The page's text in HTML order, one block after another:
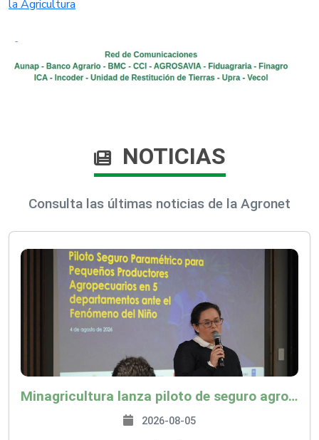
la Agricultura
NOTICIAS
Consulta las últimas noticias de la Agronet
Minagricultura lanza piloto de seguro agropecuario por $9.625 millones para proteger a más de 14.000 pequeños productores contra riesgos del Fenómeno de El Niño
2026-08-05